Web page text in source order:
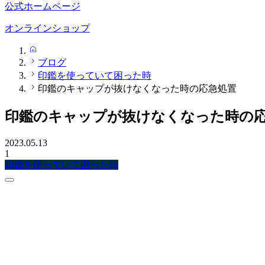
公式ホームページ
オンラインショップ
ブログ
印鑑を使っていて困った時
印鑑のキャップが抜けなくなった時の応急処置
印鑑のキャップが抜けなくなった時の
2023.05.13
1
印鑑を使っていて困った時